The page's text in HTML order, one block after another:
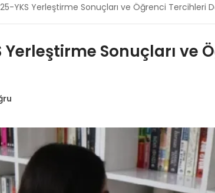
YKS Yerleştirme Sonuçları ve Öğrenci Tercihleri
Yerleştirme Sonuçları